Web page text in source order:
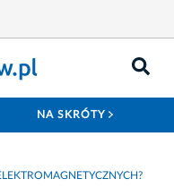
NA SKRÓTY